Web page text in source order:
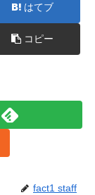
はてブ
コピー
fact1 staff